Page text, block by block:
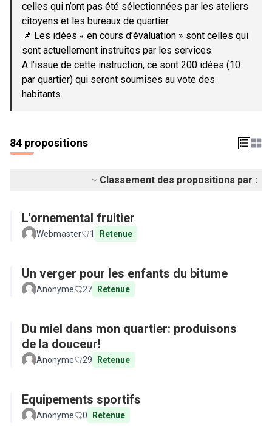
celles qui n’ont pas été sélectionnées par les ateliers
citoyens et les bureaux de quartier.
📌 Les idées « en cours d’évaluation » sont celles qui
sont actuellement instruites par les services.
A l’issue de cette instruction, ce sont 200 idées (10
par quartier) qui seront soumises au vote des
habitants.
84 propositions
Classement des propositions par :
L'ornemental fruitier
Webmaster 1 Retenue
Un verger pour les enfants du bitume
Anonyme 27 Retenue
Du miel dans mon quartier: produisons
de la douceur!
Anonyme 29 Retenue
Equipements sportifs
Anonyme 0 Retenue